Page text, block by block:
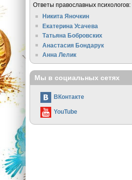
Ответы православных психологов:
Никита Яночкин
Екатерина Усачева
Татьяна Бобровских
Анастасия Бондарук
Анна Лелик
Мы в социальных сетях
ВКонтакте
YouTube